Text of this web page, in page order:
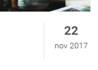
22
nov 2017